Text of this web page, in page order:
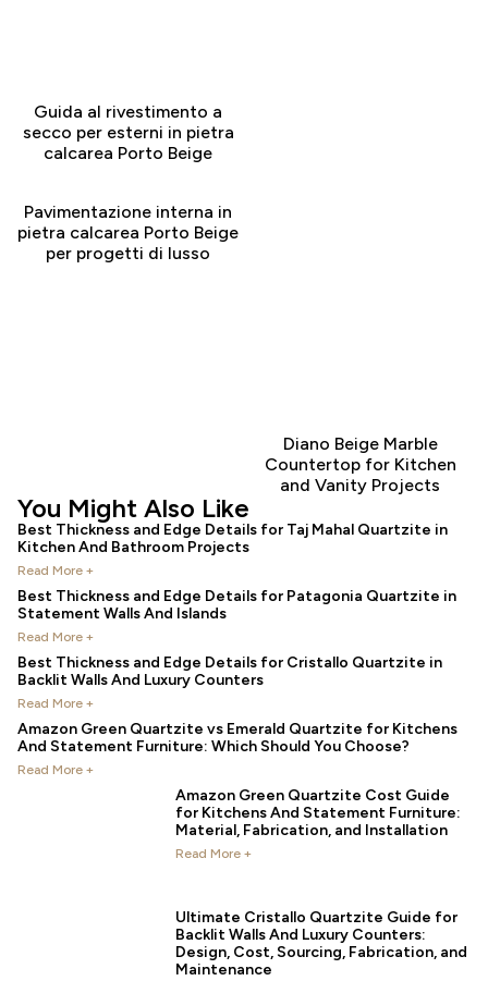
Guida al rivestimento a
secco per esterni in pietra
calcarea Porto Beige
Pavimentazione interna in
pietra calcarea Porto Beige
per progetti di lusso
Diano Beige Marble
Countertop for Kitchen
and Vanity Projects
You Might Also Like
Best Thickness and Edge Details for Taj Mahal Quartzite in
Kitchen And Bathroom Projects
Read More +
Best Thickness and Edge Details for Patagonia Quartzite in
Statement Walls And Islands
Read More +
Best Thickness and Edge Details for Cristallo Quartzite in
Backlit Walls And Luxury Counters
Read More +
Amazon Green Quartzite vs Emerald Quartzite for Kitchens
And Statement Furniture: Which Should You Choose?
Read More +
Amazon Green Quartzite Cost Guide
for Kitchens And Statement Furniture:
Material, Fabrication, and Installation
Read More +
Ultimate Cristallo Quartzite Guide for
Backlit Walls And Luxury Counters:
Design, Cost, Sourcing, Fabrication, and
Maintenance